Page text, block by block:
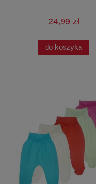
24,99 zł
do koszyka